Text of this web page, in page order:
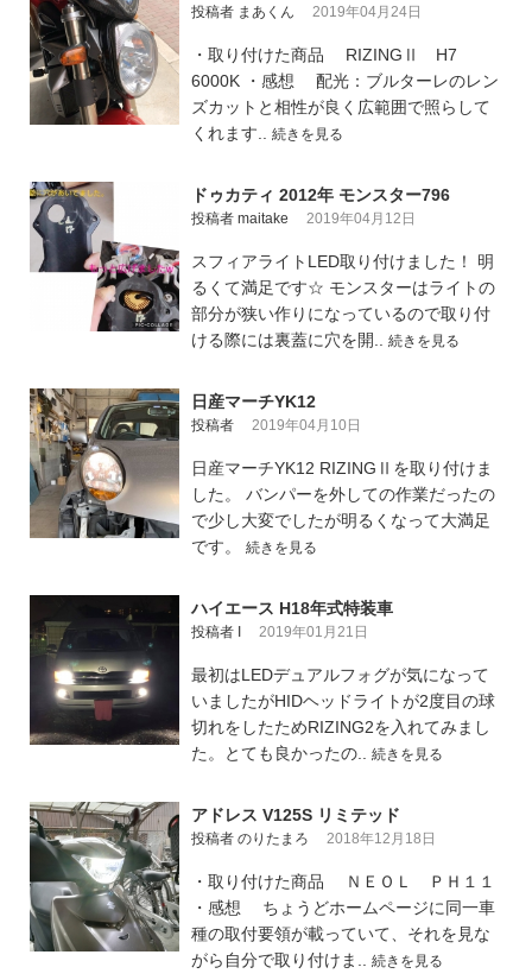
投稿者 まあくん 2019年04月24日
・取り付けた商品 RIZINGⅡ H7
6000K ・感想 配光：ブルターレのレン
ズカットと相性が良く広範囲で照らして
くれます.. 続きを見る
ドゥカティ 2012年 モンスター796
投稿者 maitake 2019年04月12日
スフィアライトLED取り付けました！ 明
るくて満足です☆ モンスターはライトの
部分が狭い作りになっているので取り付
ける際には裏蓋に穴を開.. 続きを見る
日産マーチYK12
投稿者 2019年04月10日
日産マーチYK12 RIZINGⅡを取り付けま
した。 バンパーを外しての作業だったの
で少し大変でしたが明るくなって大満足
です。 続きを見る
ハイエース H18年式特装車
投稿者 I 2019年01月21日
最初はLEDデュアルフォグが気になって
いましたがHIDヘッドライトが2度目の球
切れをしたためRIZING2を入れてみまし
た。とても良かったの.. 続きを見る
アドレス V125S リミテッド
投稿者 のりたまろ 2018年12月18日
・取り付けた商品 ＮＥＯＬ ＰＨ１１
・感想 ちょうどホームページに同一車
種の取付要領が載っていて、それを見な
がら自分で取り付けま.. 続きを見る